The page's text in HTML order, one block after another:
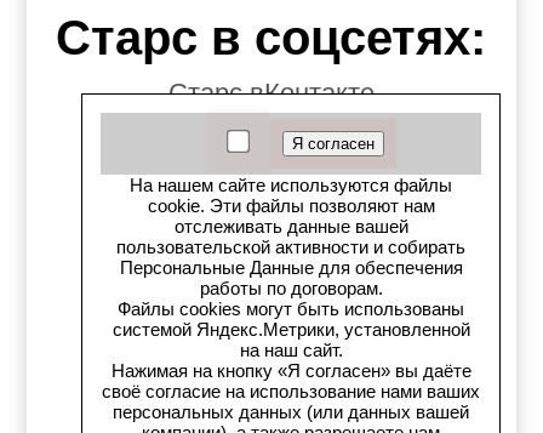
Старс в соцсетях:
Старс вКонтакте
Старс в YouTube
Телеграм-канал
Старс на Drom.ru
Старс в auto.ru
Старс в картах Яндекс
Старс в картах 2ГИС
На нашем сайте используются файлы
cookie. Эти файлы позволяют нам
отслеживать данные вашей
пользовательской активности и собирать
Персональные Данные для обеспечения
работы по договорам.
Файлы cookies могут быть использованы
системой Яндекс.Метрики, установленной
на наш сайт.
Нажимая на кнопку «Я согласен» вы даёте
своё согласие на использование нами ваших
персональных данных (или данных вашей